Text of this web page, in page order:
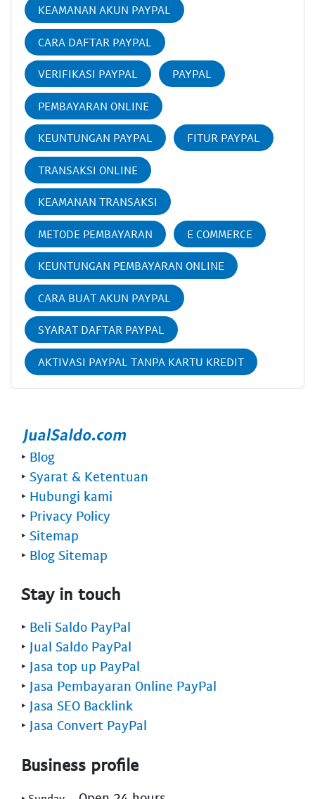
KEAMANAN AKUN PAYPAL
CARA DAFTAR PAYPAL
VERIFIKASI PAYPAL PAYPAL
PEMBAYARAN ONLINE
KEUNTUNGAN PAYPAL FITUR PAYPAL
TRANSAKSI ONLINE
KEAMANAN TRANSAKSI
METODE PEMBAYARAN E COMMERCE
KEUNTUNGAN PEMBAYARAN ONLINE
CARA BUAT AKUN PAYPAL
SYARAT DAFTAR PAYPAL
AKTIVASI PAYPAL TANPA KARTU KREDIT
‣ Blog
‣ Syarat & Ketentuan
‣ Hubungi kami
‣ Privacy Policy
‣ Sitemap
‣ Blog Sitemap
Stay in touch
‣ Beli Saldo PayPal
‣ Jual Saldo PayPal
‣ Jasa top up PayPal
‣ Jasa Pembayaran Online PayPal
‣ Jasa SEO Backlink
‣ Jasa Convert PayPal
Business profile